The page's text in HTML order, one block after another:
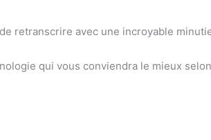
retranscrire avec une incroyable
qui vous conviendra le mieux